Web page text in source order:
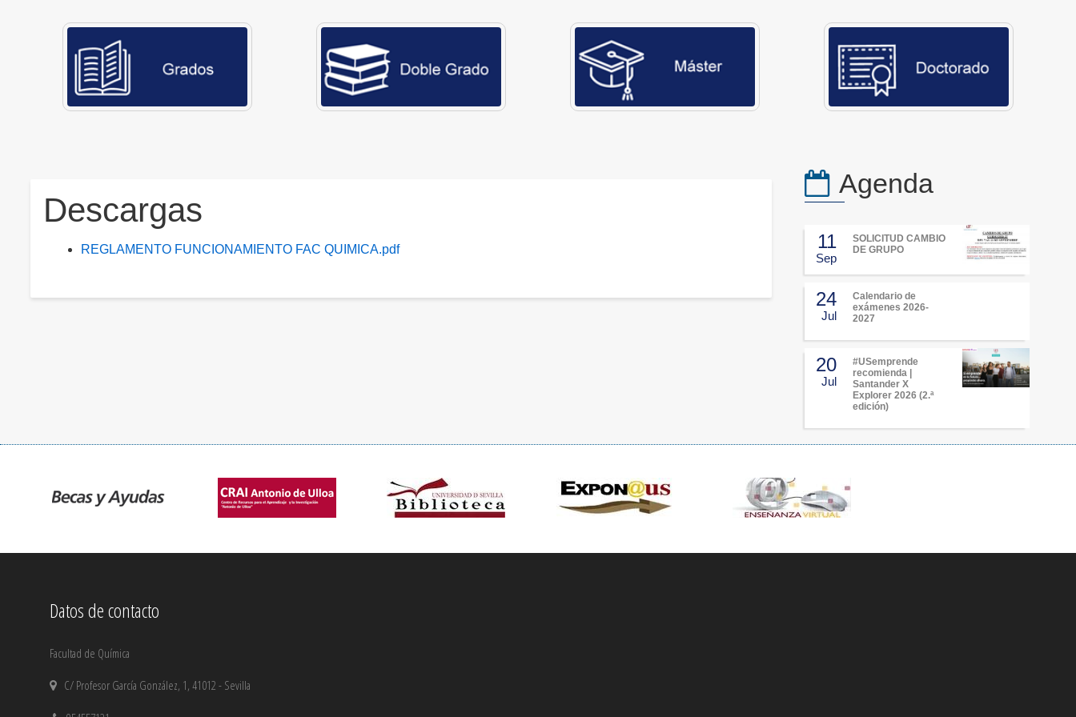
Descargas
REGLAMENTO FUNCIONAMIENTO FAC QUIMICA.pdf
Agenda
11
Sep
SOLICITUD CAMBIO
DE GRUPO
24
Jul
Calendario de
exámenes 2026-
2027
20
Jul
#USemprende
recomienda |
Santander X
Explorer 2026 (2.ª
edición)
Datos de contacto
Facultad de Química
C/ Profesor García González, 1, 41012 - Sevilla